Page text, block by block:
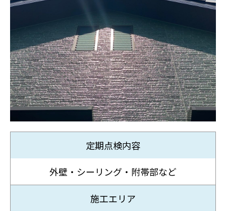
定期点検内容
外壁・シーリング・附帯部など
施工エリア